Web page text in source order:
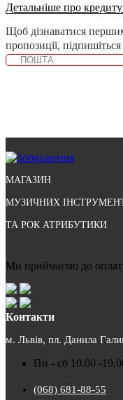
Детальніше про
Щоб дізнаватися
пропозиції,
МАГАЗИН
МУЗИЧНИХ
ТА РОК АТРИБУТИКИ
Ми приймаємо до
Контакти
м. Львів, пл. Данила
Пн - сб 10.00 -
(068) 681-88-55